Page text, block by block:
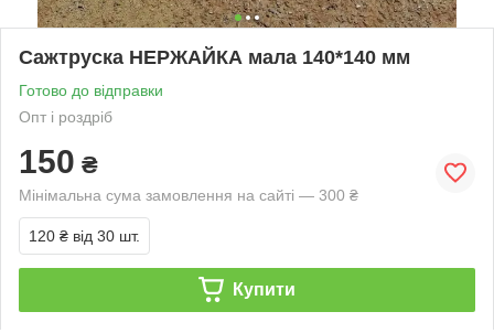
Сажтруска НЕРЖАЙКА мала 140*140 мм
Готово до відправки
Опт і роздріб
150 ₴
Мінімальна сума замовлення на сайті — 300 ₴
120 ₴ від 30 шт.
Купити